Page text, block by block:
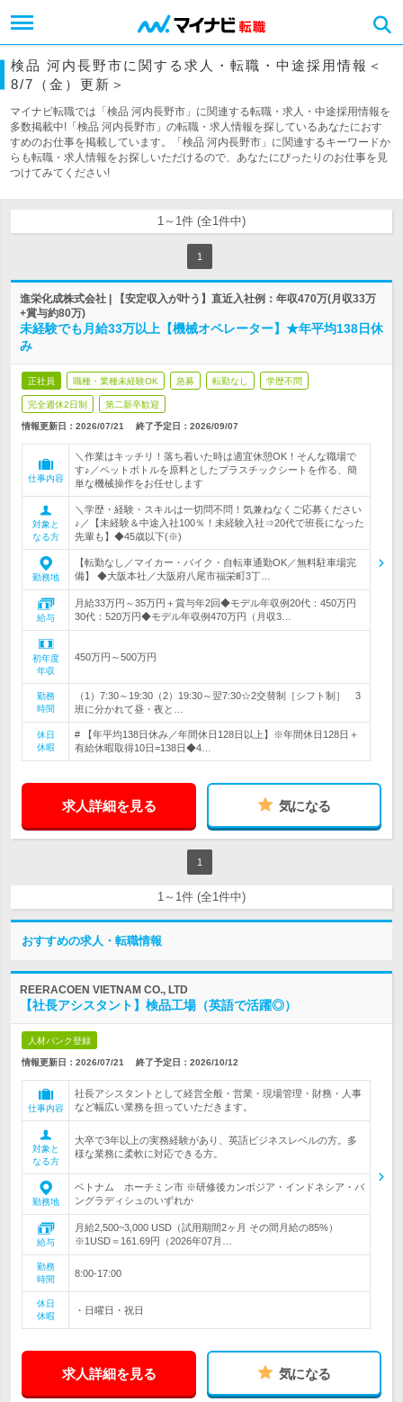
検品 河内長野市に関する求人・転職・中途採用情報＜
8/7（金）更新＞
マイナビ転職では「検品 河内長野市」に関連する転職・求人・中途採用情報を
多数掲載中!「検品 河内長野市」の転職・求人情報を探しているあなたにおす
すめのお仕事を掲載しています。「検品 河内長野市」に関連するキーワードか
らも転職・求人情報をお探しいただけるので、あなたにぴったりのお仕事を見
つけてみてください!
1～1件 (全1件中)
1
進栄化成株式会社 | 【安定収入が叶う】直近入社例：年収470万(月収33万
+賞与約80万)
未経験でも月給33万以上【機械オペレーター】★年平均138日休
み
正社員 職種・業種未経験OK 急募 転勤なし 学歴不問
完全週休2日制 第二新卒歓迎
情報更新日：2026/07/21 終了予定日： 2026/09/07
仕事内容
＼作業はキッチリ！落ち着いた時は適宜休憩OK！そんな職場で
す♪／ペットボトルを原料としたプラスチックシートを作る、簡
単な機械操作をお任せします
対象と
なる方
＼学歴・経験・スキルは一切問不問！気兼ねなくご応募ください
♪／【未経験＆中途入社100％！未経験入社⇒20代で班長になった
先輩も】◆45歳以下(※)
勤務地
【転勤なし／マイカー・バイク・自転車通勤OK／無料駐車場完
備】 ◆大阪本社／大阪府八尾市福栄町3丁…
給与
月給33万円～35万円＋賞与年2回◆モデル年収例20代：450万円
30代：520万円◆モデル年収例470万円（月収3…
初年度
年収
450万円～500万円
勤務
時間
（1）7:30～19:30（2）19:30～翌7:30☆2交替制［シフト制］ 3
班に分かれて昼・夜と…
休日
休暇
# 【年平均138日休み／年間休日128日以上】※年間休日128日＋
有給休暇取得10日=138日◆4…
求人詳細を見る 気になる
1
1～1件 (全1件中)
おすすめの求人・転職情報
REERACOEN VIETNAM CO., LTD
【社長アシスタント】検品工場（英語で活躍◎）
人材バンク登録
情報更新日：2026/07/21 終了予定日： 2026/10/12
仕事内容
社長アシスタントとして経営全般・営業・現場管理・財務・人事
など幅広い業務を担っていただきます。
対象と
なる方
大卒で3年以上の実務経験があり、英語ビジネスレベルの方。多
様な業務に柔軟に対応できる方。
勤務地
ベトナム ホーチミン市 ※研修後カンボジア・インドネシア・バ
ングラディシュのいずれか
給与
月給2,500~3,000 USD（試用期間2ヶ月 その間月給の85%）
※1USD＝161.69円（2026年07月…
勤務
時間
8:00-17:00
休日
休暇
・日曜日・祝日
求人詳細を見る 気になる